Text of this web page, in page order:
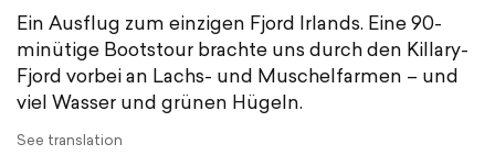
Ein Ausflug zum einzigen Fjord Irlands. Eine 90-
minütige Bootstour brachte uns durch den Killary-
Fjord vorbei an Lachs- und Muschelfarmen – und
viel Wasser und grünen Hügeln.
See translation